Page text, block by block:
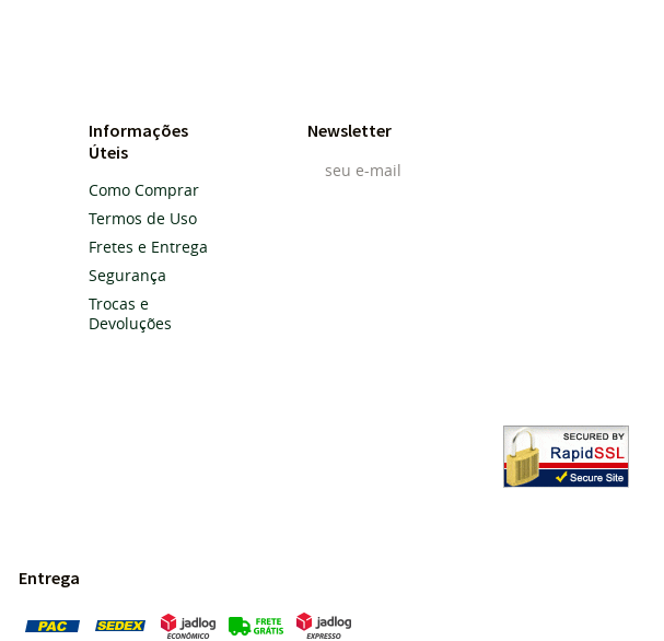
Informações
Úteis
Como Comprar
Termos de Uso
Fretes e Entrega
Segurança
Trocas e
Devoluções
Newsletter
Entrega